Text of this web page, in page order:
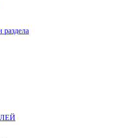
раздела